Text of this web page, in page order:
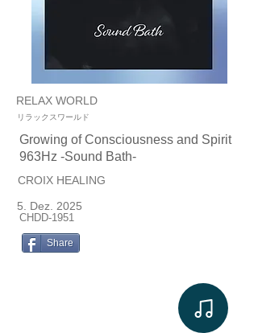
RELAX WORLD
リラックスワールド
Growing of Consciousness and Spirit
963Hz -Sound Bath-
CROIX HEALING
5. Dez. 2025
CHDD-1951
Share